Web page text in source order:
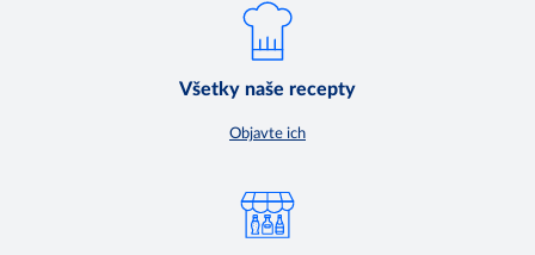
Všetky naše recepty
Objavte ich